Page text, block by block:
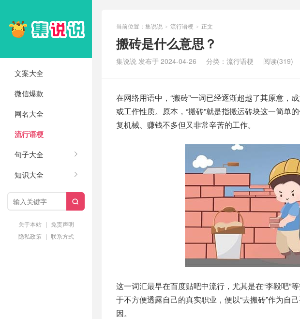
文案大全
微信爆款
网名大全
流行语梗
句子大全
知识大全

关于本站 | 免责声明
隐私政策 | 联系方式
当前位置： 集说说 > 流行语梗 > 正文
搬砖是什么意思？
集说说 发布于 2024-04-26 分类： 流行语梗 阅读(319)
在网络用语中，“搬砖”一词已经逐渐超越了其原意，
或工作性质。原本，“搬砖”就是指搬运砖块这一简单
复机械、赚钱不多但又非常辛苦的工作。
这一词汇最早在百度贴吧中流行，尤其是在“李毅吧”
于不方便透露自己的真实职业，便以“去搬砖”作为自
因。